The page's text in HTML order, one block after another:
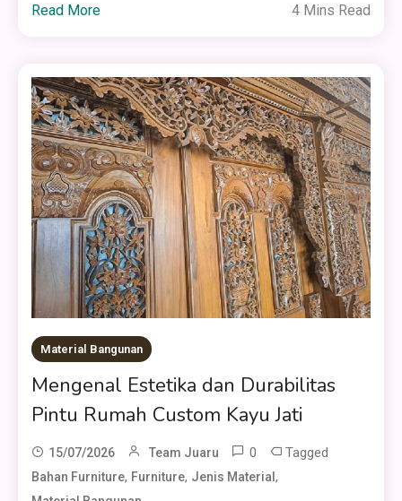
Read More 4 Mins Read
Material Bangunan
Mengenal Estetika dan Durabilitas
Pintu Rumah Custom Kayu Jati
15/07/2026 Team Juaru 0 Tagged
Bahan Furniture, Furniture, Jenis Material,